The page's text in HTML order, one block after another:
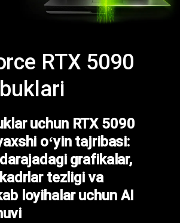
RTX 5090
uchun RTX 5090
oʻyin tajribasi:
grafikalar,
tezligi va
loyihalar uchun AI